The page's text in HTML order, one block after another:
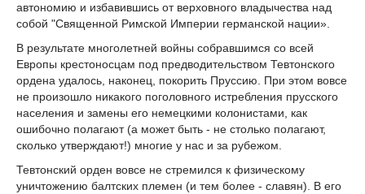
автономию и избавившись от верховного владычества над
собой "Священной Римской Империи германской нации».
В результате многолетней войны собравшимся со всей
Европы крестоносцам под предводительством Тевтонского
ордена удалось, наконец, покорить Пруссию. При этом вовсе
не произошло никакого поголовного истребления прусского
населения и замены его немецкими колонистами, как
ошибочно полагают (а может быть - не столько полагают,
сколько утверждают!) многие у нас и за рубежом.
Тевтонский орден вовсе не стремился к физическому
уничтожению балтских племен (и тем более - славян). В его